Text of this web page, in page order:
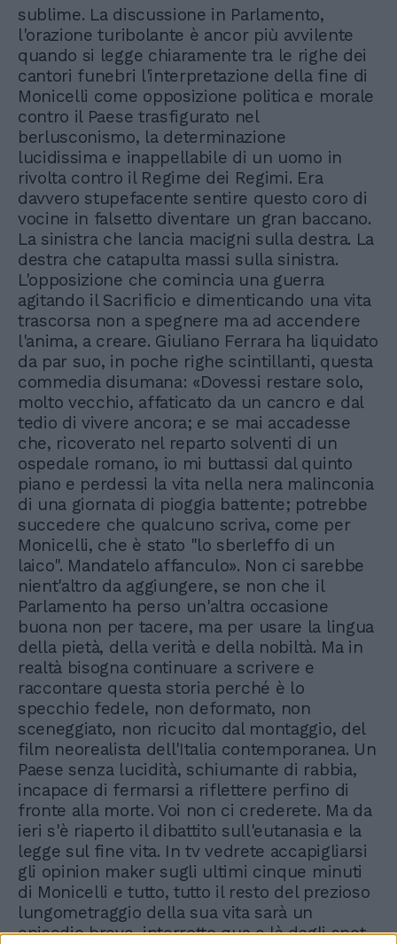
sublime. La discussione in Parlamento,
l'orazione turibolante è ancor più avvilente
quando si legge chiaramente tra le righe dei
cantori funebri l'interpretazione della fine di
Monicelli come opposizione politica e morale
contro il Paese trasfigurato nel
berlusconismo, la determinazione
lucidissima e inappellabile di un uomo in
rivolta contro il Regime dei Regimi. Era
davvero stupefacente sentire questo coro di
vocine in falsetto diventare un gran baccano.
La sinistra che lancia macigni sulla destra. La
destra che catapulta massi sulla sinistra.
L'opposizione che comincia una guerra
agitando il Sacrificio e dimenticando una vita
trascorsa non a spegnere ma ad accendere
l'anima, a creare. Giuliano Ferrara ha liquidato
da par suo, in poche righe scintillanti, questa
commedia disumana: «Dovessi restare solo,
molto vecchio, affaticato da un cancro e dal
tedio di vivere ancora; e se mai accadesse
che, ricoverato nel reparto solventi di un
ospedale romano, io mi buttassi dal quinto
piano e perdessi la vita nella nera malinconia
di una giornata di pioggia battente; potrebbe
succedere che qualcuno scriva, come per
Monicelli, che è stato "lo sberleffo di un
laico". Mandatelo affanculo». Non ci sarebbe
nient'altro da aggiungere, se non che il
Parlamento ha perso un'altra occasione
buona non per tacere, ma per usare la lingua
della pietà, della verità e della nobiltà. Ma in
realtà bisogna continuare a scrivere e
raccontare questa storia perché è lo
specchio fedele, non deformato, non
sceneggiato, non ricucito dal montaggio, del
film neorealista dell'Italia contemporanea. Un
Paese senza lucidità, schiumante di rabbia,
incapace di fermarsi a riflettere perfino di
fronte alla morte. Voi non ci crederete. Ma da
ieri s'è riaperto il dibattito sull'eutanasia e la
legge sul fine vita. In tv vedrete accapigliarsi
gli opinion maker sugli ultimi cinque minuti
di Monicelli e tutto, tutto il resto del prezioso
lungometraggio della sua vita sarà un
episodio breve, interrotto qua e là dagli spot